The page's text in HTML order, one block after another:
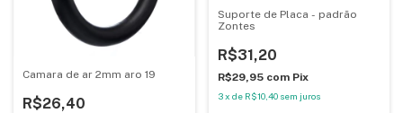
Camara de ar 2mm aro 19
R$26,40
Suporte de Placa - padrão
Zontes
R$31,20
R$29,95 com Pix
3 x de R$10,40 sem juros